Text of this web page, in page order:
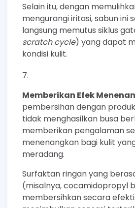
Selain itu, dengan
mengurangi iritasi, sabun ini
langsung memutus siklus
scratch cycle) yang dapat
kondisi kulit.
Memberikan Efek
pembersihan dengan
tidak menghasilkan busa
memberikan pengalaman
menenangkan bagi kulit
meradang.
Surfaktan ringan yang
(misalnya, cocamidopropyl
membersihkan secara